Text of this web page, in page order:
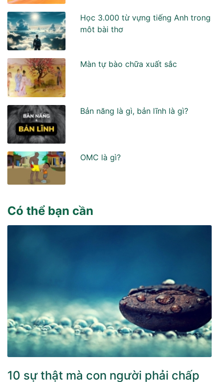
Học 3.000 từ vựng tiếng Anh trong
môt bài thơ
Màn tự bào chữa xuất sắc
Bản năng là gì, bản lĩnh là gì?
OMC là gì?
Có thể bạn cần
10 sự thật mà con người phải chấp